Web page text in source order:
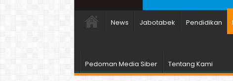
News Jabotabek Pendidikan
Pedoman Media Siber Tentang Kami